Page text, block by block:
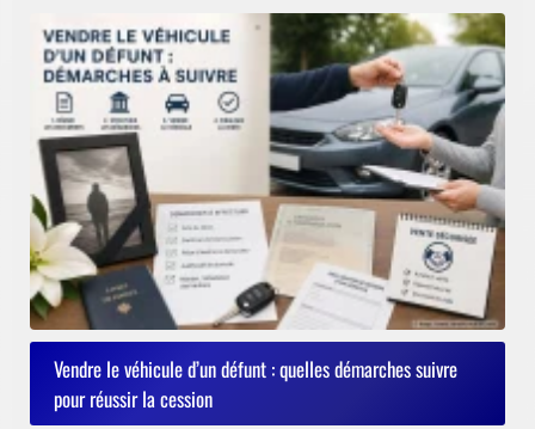
Vendre le véhicule d’un défunt : quelles démarches suivre
pour réussir la cession